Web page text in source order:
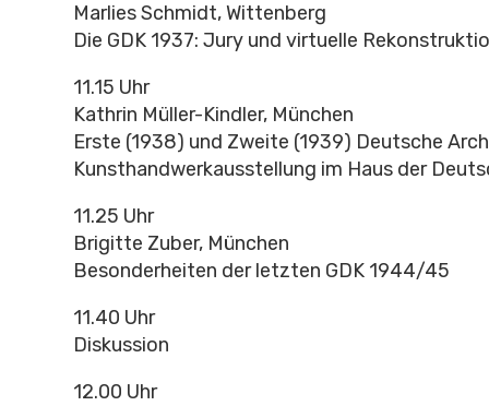
Marlies Schmidt, Wittenberg
Die GDK 1937: Jury und virtuelle
11.15 Uhr
Kathrin Müller-Kindler, München
Erste (1938) und Zweite (1939) Deutsche
Kunsthandwerkausstellung im Haus der
11.25 Uhr
Brigitte Zuber, München
Besonderheiten der letzten GDK 1944/45
11.40 Uhr
Diskussion
12.00 Uhr